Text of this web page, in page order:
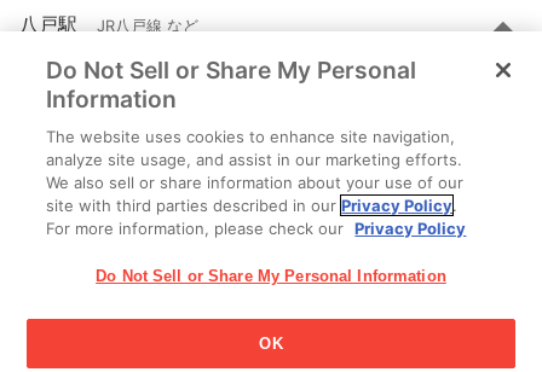
八戸駅 JR八戸線 など
八戸市尻内町
このページの店舗から 10.4 km
ルート
を見る
下田駅 青い森鉄道線
上北郡おいらせ町境田
このページの店舗から 11.4 km
江崎グリコ株式会社 Copyright © 2025 Ezaki Glico Co., Ltd.
Do Not Sell or Share My Personal
Information
The website uses cookies to enhance site navigation,
analyze site usage, and assist in our marketing efforts.
We also sell or share information about your use of our
site with third parties described in ourPrivacy Policy.
For more information, please check our Privacy Policy
Do Not Sell or Share My Personal Information
OK